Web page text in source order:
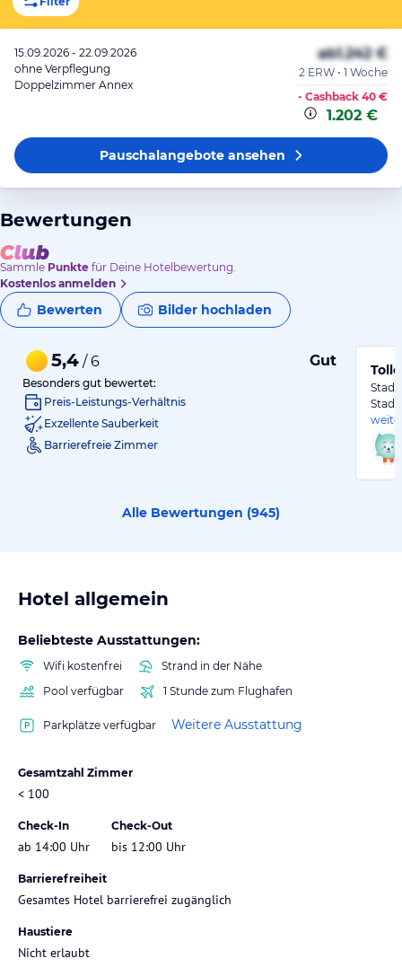
15.09.2026 - 22.09.2026
ohne Verpflegung
Doppelzimmer Annex
ab1.242 €
2 ERW • 1 Woche
- Cashback 40 €
1.202 €
Pauschalangeboteansehen
Bewertungen
Sammle Punkte für Deine Hotelbewertung.
Kostenlos anmelden
Bewerten Bilder hochladen
5,4 / 6 Gut
Besonders gut bewertet:
Preis-Leistungs-Verhältnis
Exzellente Sauberkeit
Barrierefreie Zimmer
Alle Bewertungen (945)
Hotel allgemein
Beliebteste Ausstattungen:
Wifi kostenfrei
Strand in der Nähe
Pool verfügbar
1 Stunde zum Flughafen
Parkplätze verfügbar Weitere Ausstattung
Gesamtzahl Zimmer
< 100
Check-In
ab 14:00 Uhr
Check-Out
bis 12:00 Uhr
Barrierefreiheit
Gesamtes Hotel barrierefrei zugänglich
Haustiere
Nicht erlaubt